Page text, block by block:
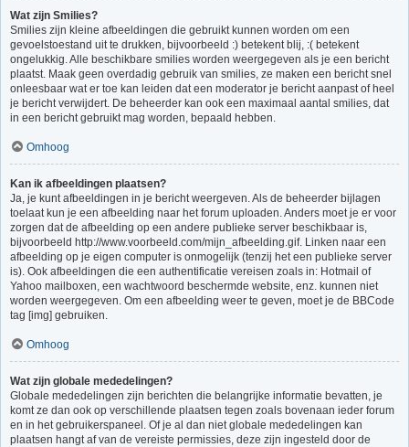
Wat zijn Smilies?
Smilies zijn kleine afbeeldingen die gebruikt kunnen worden om een
gevoelstoestand uit te drukken, bijvoorbeeld :) betekent blij, :( betekent
ongelukkig. Alle beschikbare smilies worden weergegeven als je een bericht
plaatst. Maak geen overdadig gebruik van smilies, ze maken een bericht snel
onleesbaar wat er toe kan leiden dat een moderator je bericht aanpast of heel
je bericht verwijdert. De beheerder kan ook een maximaal aantal smilies, dat
in een bericht gebruikt mag worden, bepaald hebben.
Omhoog
Kan ik afbeeldingen plaatsen?
Ja, je kunt afbeeldingen in je bericht weergeven. Als de beheerder bijlagen
toelaat kun je een afbeelding naar het forum uploaden. Anders moet je er voor
zorgen dat de afbeelding op een andere publieke server beschikbaar is,
bijvoorbeeld http://www.voorbeeld.com/mijn_afbeelding.gif. Linken naar een
afbeelding op je eigen computer is onmogelijk (tenzij het een publieke server
is). Ook afbeeldingen die een authentificatie vereisen zoals in: Hotmail of
Yahoo mailboxen, een wachtwoord beschermde website, enz. kunnen niet
worden weergegeven. Om een afbeelding weer te geven, moet je de BBCode
tag [img] gebruiken.
Omhoog
Wat zijn globale mededelingen?
Globale mededelingen zijn berichten die belangrijke informatie bevatten, je
komt ze dan ook op verschillende plaatsen tegen zoals bovenaan ieder forum
en in het gebruikerspaneel. Of je al dan niet globale mededelingen kan
plaatsen hangt af van de vereiste permissies, deze zijn ingesteld door de